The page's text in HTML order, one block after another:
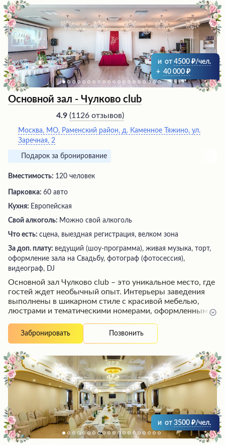
обстановку, позволяющую провести здесь
незабываемые праздники и просто отдохнуть от
городской суеты.
и от 4500
/чел.
+ 40 000
Основной зал - Чулково club
4.9 (1126 отзывов)
Москва, МО, Раменский район, д. Каменное Тяжино, ул.
Заречная, 2
Подарок за бронирование
Вместимость: 120 человек
Парковка: 60 авто
Кухня: Европейская
Свой алкоголь: Можно свой алкоголь
Что есть: сцена, выездная регистрация, велком зона
За доп. плату: ведущий (шоу-программа), живая музыка, торт,
оформление зала на Свадьбу, фотограф (фотосессия),
видеограф, DJ
Основной зал Чулково club – это уникальное место, где
гостей ждет необычный опыт. Интерьеры заведения
выполнены в шикарном стиле с красивой мебелью,
люстрами и тематическими номерами, оформленными
предлагает разнообразное трехразовое меню с
вкусными блюдами на выбор. Помимо ресторана,
травяной баней. Также в комплексе предусмотрены
развлекательные программы и возможность посетить
близлежащие достопримечательности. Персонал
внимателен и быстро реагирует на запросы гостей.
Забронировать Позвонить
и от 3500 /чел.